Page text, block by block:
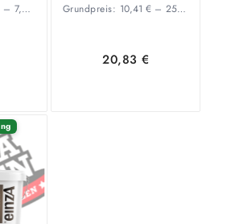
–7,46 Grundpreis: 10,41 €–25,88
20,83€